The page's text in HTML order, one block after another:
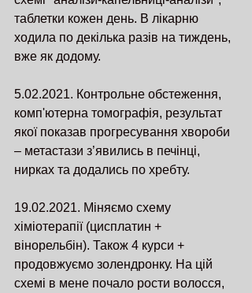
таблетки кожен день. В лікарню
ходила по декілька разів на тиждень,
вже як додому.
5.02.2021. Контрольне обстеження,
комп'ютерна томографія, результат
якої показав прогресування хвороби
– метастази з’явились в печінці,
нирках та додались по хребту.
19.02.2021. Міняємо схему
хіміотерапії (цисплатин +
вінорельбін). Також 4 курси +
продовжуємо золендронку. На цій
схемі в мене почало рости волосся,